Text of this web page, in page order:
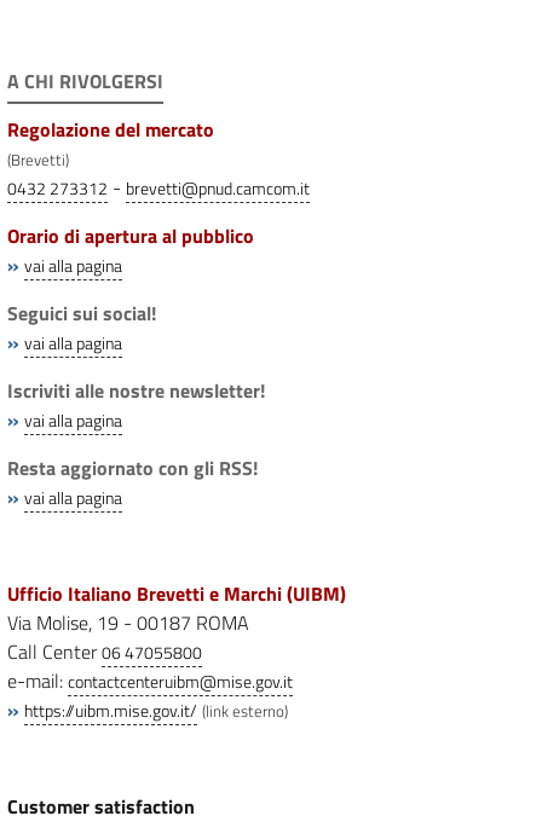
A CHI RIVOLGERSI
Regolazione del mercato
(Brevetti)
0432 273312 - brevetti@pnud.camcom.it
Orario di apertura al pubblico
» vai alla pagina
Seguici sui social!
» vai alla pagina
Iscriviti alle nostre newsletter!
» vai alla pagina
Resta aggiornato con gli RSS!
» vai alla pagina
Ufficio Italiano Brevetti e Marchi (UIBM)
Via Molise, 19 - 00187 ROMA
Call Center06 47055800
e-mail:contactcenteruibm@mise.gov.it
» https://uibm.mise.gov.it/ (link esterno)
Customer satisfaction